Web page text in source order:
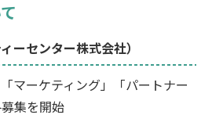
ーセンター株式会社）
マーケティング」「パートナー
集を開始